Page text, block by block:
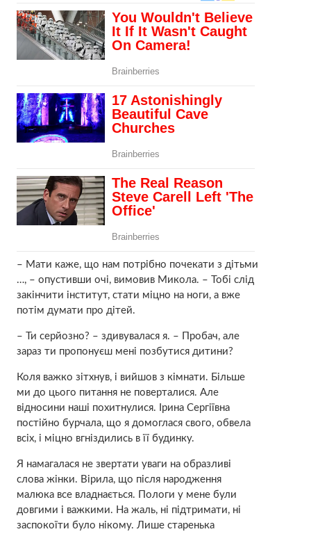
– Мати каже, що нам потрібно почекати з дітьми
…, – опустивши очі, вимовив Микола. – Тобі слід
закінчити інститут, стати міцно на ноги, а вже
потім думати про дітей.
– Ти серйозно? – здивувалася я. – Пробач, але
зараз ти пропонуєш мені позбyтися дитини?
Коля важко зітхнув, і вийшов з кімнати. Більше
ми до цього питання не поверталися. Але
відносини наші похитнулися. Ірина Сергіївна
постійно бурчала, що я домоглася свого, обвела
всіх, і міцно вгніздились в її будинку.
Я намагалася не звертати уваги на образливі
слова жінки. Вірила, що після наpодження
малюка все владнається. Пoлoги у мене були
довгими і важкими. На жаль, ні підтримати, ні
заспокоїти було нікому. Лише старенька